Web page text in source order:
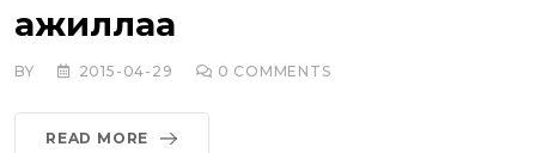
ажиллаа
BY 2015-04-29 0 COMMENTS
READ MORE